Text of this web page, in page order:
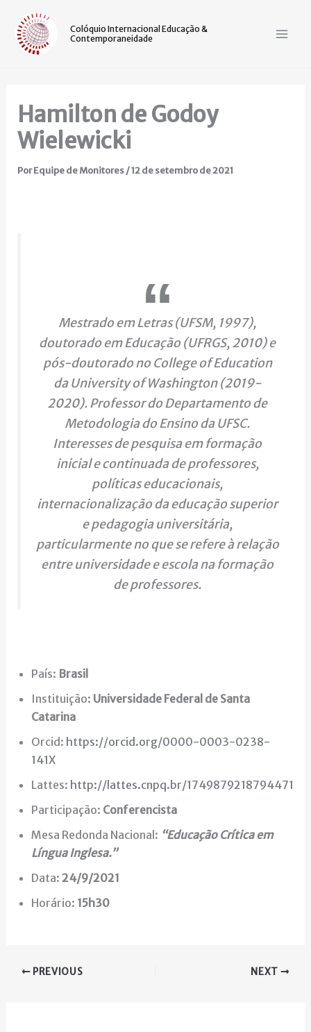
para
Colóquio Internacional Educação &
Contemporaneidade
Hamilton de Godoy
Wielewicki
PorEquipe de Monitores/12 de setembro de 2021
Mestrado em Letras (UFSM, 1997),
doutorado em Educação (UFRGS, 2010) e
pós-doutorado no College of Education
da University of Washington (2019-
2020). Professor do Departamento de
Metodologia do Ensino da UFSC.
Interesses de pesquisa em formação
inicial e continuada de professores,
políticas educacionais,
internacionalização da educação superior
e pedagogia universitária,
particularmente no que se refere à relação
entre universidade e escola na formação
de professores.
País: Brasil
Instituição: Universidade Federal de Santa
Catarina
Orcid: https://orcid.org/0000-0003-0238-
141X
Lattes: http://lattes.cnpq.br/1749879218794471
Participação: Conferencista
Mesa Redonda Nacional: “Educação Crítica em
Língua Inglesa.”
Data: 24/9/2021
Horário: 15h30
PREVIOUS NEXT